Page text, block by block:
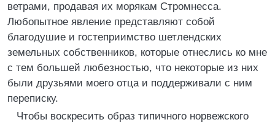
ветрами, продавая их морякам Стромнесса.
Любопытное явление представляют собой
благодушие и гостеприимство шетлендских
земельных собственников, которые отнеслись ко мне
с тем большей любезностью, что некоторые из них
были друзьями моего отца и поддерживали с ним
переписку.
Чтобы воскресить образ типичного норвежского